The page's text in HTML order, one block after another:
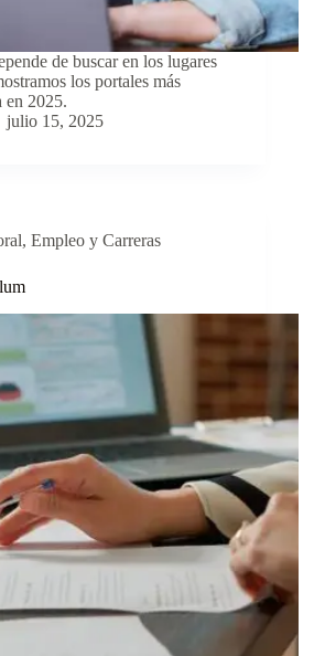
de buscar en los lugares
los portales más
en 2025.
julio 15, 2025
, Empleo y Carreras